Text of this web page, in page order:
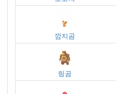
깜지곰
링곰